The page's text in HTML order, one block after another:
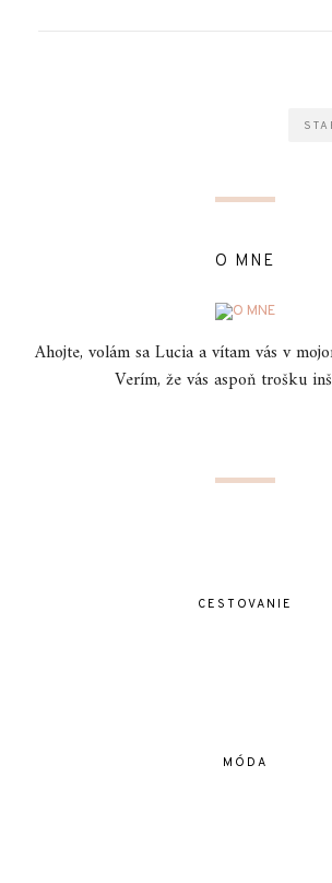
O MNE
Ahojte, volám sa Lucia a vítam vás v
Verím, že vás aspoň trošku
CESTOVANIE
MÓDA